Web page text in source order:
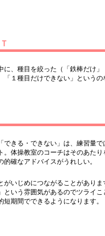
Ｔ
、種目を絞った（「鉄棒だけ
「１種目だけできない」というの
きる・できない」は、練習量
体操教室のコーチはそのあたり
的確なアドバイスがうれしい。
いじめにつながることがあり
という雰囲気があるのでツライ
短期間でできるようになります。